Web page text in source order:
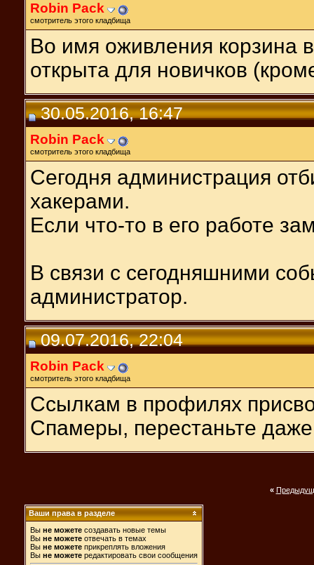
Robin Pack
смотритель этого кладбища
Во имя оживления корзина
открыта для новичков
30.05.2016, 16:47
Robin Pack
смотритель этого кладбища
Сегодня администрация
хакерами.
Если что-то в его работе
В связи с сегодняшними
администратор.
09.07.2016, 22:04
Robin Pack
смотритель этого кладбища
Ссылкам в профилях
Спамеры, перестаньте
«
Ваши права в разделе
Вы не можете создавать новые темы
Вы не можете отвечать в темах
Вы не можете прикреплять вложения
Вы не можете редактировать свои сообщения